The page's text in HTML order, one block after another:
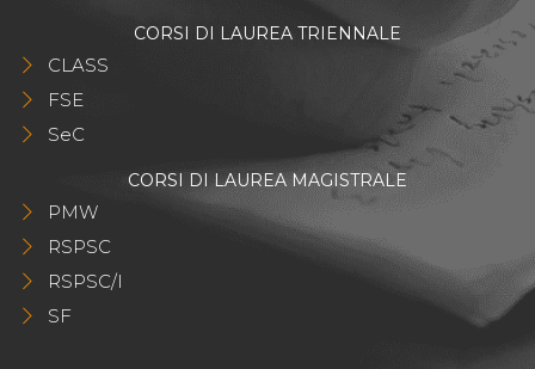
CORSI DI LAUREA TRIENNALE
CLASS
FSE
SeC
CORSI DI LAUREA MAGISTRALE
PMW
RSPSC
RSPSC/I
SF